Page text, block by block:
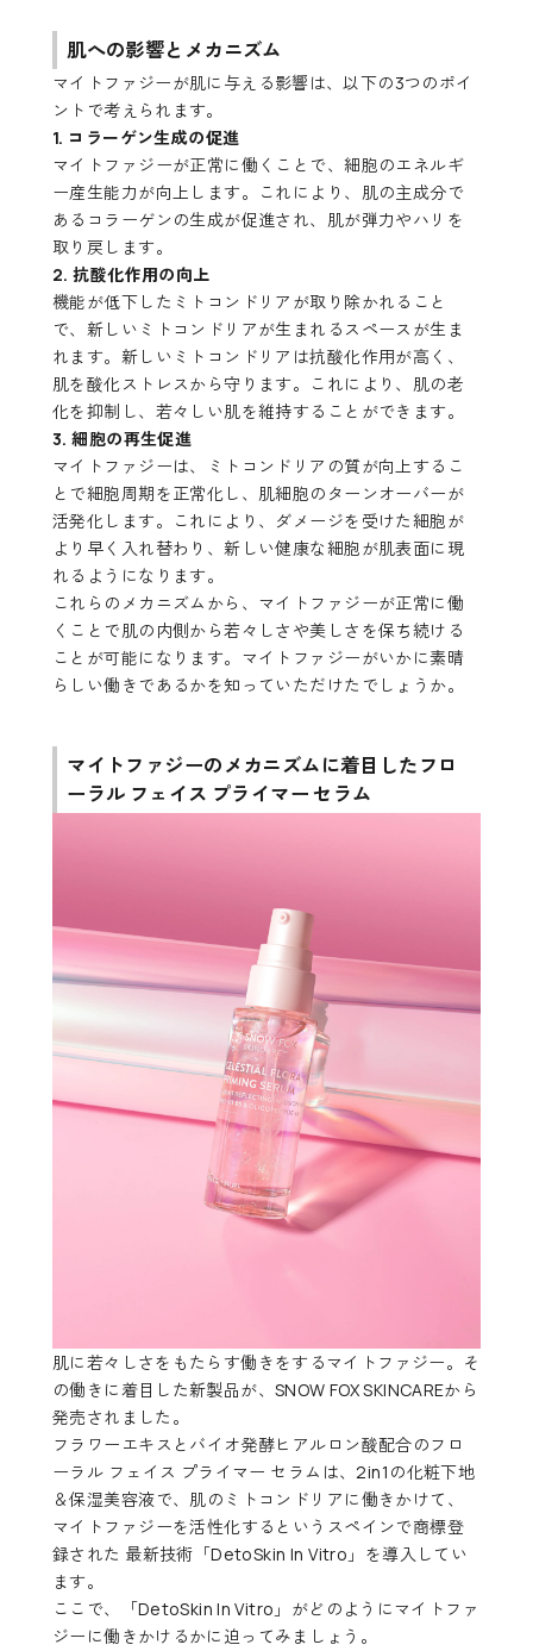
肌への影響とメカニズム
マイトファジーが肌に与える影響は、以下の3つのポイ
ントで考えられます。
1. コラーゲン生成の促進
マイトファジーが正常に働くことで、細胞のエネルギ
ー産生能力が向上します。これにより、肌の主成分で
あるコラーゲンの生成が促進され、肌が弾力やハリを
取り戻します。
2. 抗酸化作用の向上
機能が低下したミトコンドリアが取り除かれること
で、新しいミトコンドリアが生まれるスペースが生ま
れます。新しいミトコンドリアは抗酸化作用が高く、
肌を酸化ストレスから守ります。これにより、肌の老
化を抑制し、若々しい肌を維持することができます。
3. 細胞の再生促進
マイトファジーは、ミトコンドリアの質が向上するこ
とで細胞周期を正常化し、肌細胞のターンオーバーが
活発化します。これにより、ダメージを受けた細胞が
より早く入れ替わり、新しい健康な細胞が肌表面に現
れるようになります。
これらのメカニズムから、マイトファジーが正常に働
くことで肌の内側から若々しさや美しさを保ち続ける
ことが可能になります。マイトファジーがいかに素晴
らしい働きであるかを知っていただけたでしょうか。
マイトファジーのメカニズムに着目したフロ
ーラル フェイス プライマー セラム
肌に若々しさをもたらす働きをするマイトファジー。そ
の働きに着目した新製品が、SNOW FOX SKINCAREから
発売されました。
フラワーエキスとバイオ発酵ヒアルロン酸配合のフロ
ーラル フェイス プライマー セラム は、2in1の化粧下地
＆保湿美容液で、肌のミトコンドリアに働きかけて、
マイトファジーを活性化するというスペインで商標登
録された 最新技術「DetoSkin In Vitro」を導入してい
ます。
ここで、「DetoSkin In Vitro」がどのようにマイトファ
ジーに働きかけるかに迫ってみましょう。